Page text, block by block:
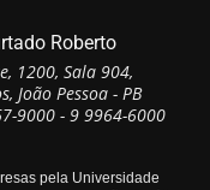
Roberto
1200, Sala 904,
João Pessoa - PB
9000 - 9 9964-6000
pela Universidade